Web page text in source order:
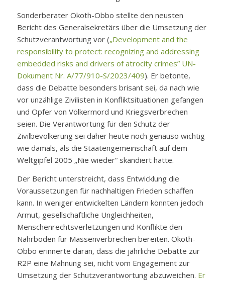
Sonderberater Okoth-Obbo stellte den neusten
Bericht des Generalsekretärs über die Umsetzung der
Schutzverantwortung vor („Development and the
responsibility to protect: recognizing and addressing
embedded risks and drivers of atrocity crimes” UN-
Dokument Nr. A/77/910-S/2023/409). Er betonte,
dass die Debatte besonders brisant sei, da nach wie
vor unzählige Zivilisten in Konfliktsituationen gefangen
und Opfer von Völkermord und Kriegsverbrechen
seien. Die Verantwortung für den Schutz der
Zivilbevölkerung sei daher heute noch genauso wichtig
wie damals, als die Staatengemeinschaft auf dem
Weltgipfel 2005 „Nie wieder“ skandiert hatte.
Der Bericht unterstreicht, dass Entwicklung die
Voraussetzungen für nachhaltigen Frieden schaffen
kann. In weniger entwickelten Ländern könnten jedoch
Armut, gesellschaftliche Ungleichheiten,
Menschenrechtsverletzungen und Konflikte den
Nährboden für Massenverbrechen bereiten. Okoth-
Obbo erinnerte daran, dass die jährliche Debatte zur
R2P eine Mahnung sei, nicht vom Engagement zur
Umsetzung der Schutzverantwortung abzuweichen. Er